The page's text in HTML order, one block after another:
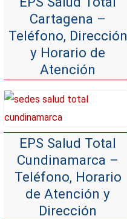
Cartagena –
Teléfono, Dirección
y Horario de
Atención
EPS Salud Total
Cundinamarca –
Teléfono, Horario
de Atención y
Dirección